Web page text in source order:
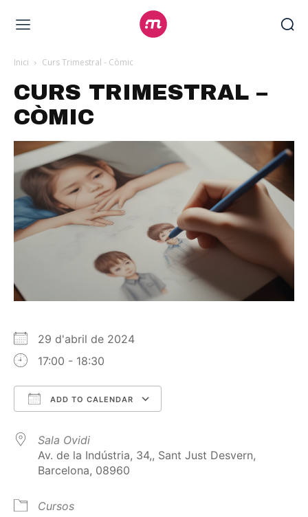
Inici Curs Trimestral - Còmic
CURS TRIMESTRAL –
CÒMIC
29 d'abril de 2024
17:00 - 18:30
ADD TO CALENDAR
Sala Ovidi
Av. de la Indústria, 34,, Sant Just Desvern,
Barcelona, 08960
Cursos